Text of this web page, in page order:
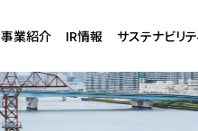
事業紹介 IR情報 サステナビリテ